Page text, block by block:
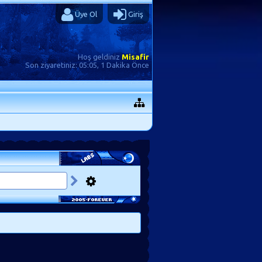
Üye Ol Giriş
Hoş geldiniz Misafir
Son ziyaretiniz:05:05, 1 Dakika Önce